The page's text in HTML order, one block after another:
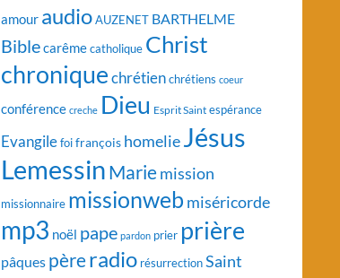
amour audioAUZENET BARTHELME
Biblecarêmecatholique Christ
chronique chrétienchrétiens coeur
conférence creche Dieu Esprit Saint espérance
Evangilefoifrançois homelieJésus
LemessinMariemission
missionnaire missionweb miséricorde
mp3 noël pape pardon prier prière
pâques pèreradio résurrectionSaint